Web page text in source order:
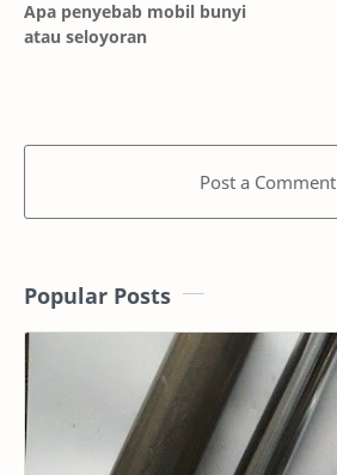
Apa penyebab mobil bunyi
atau seloyoran
Post a Comment
Popular Posts